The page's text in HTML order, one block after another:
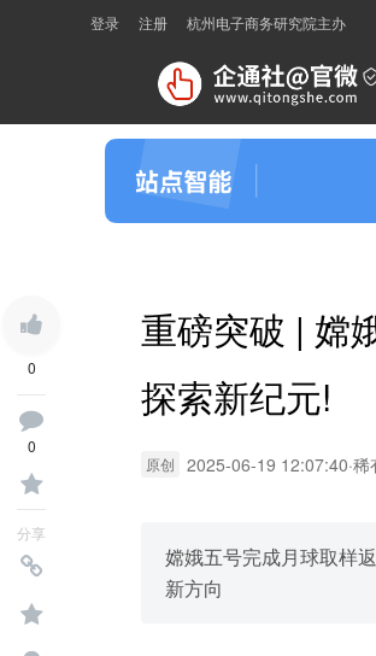
登录 注册 杭州电子商务研究院主办
0
0
分享
重磅突破 | 嫦
探索新纪元!
原创 2025-06-19 12:07:40·稀
嫦娥五号完成月球取样
新方向